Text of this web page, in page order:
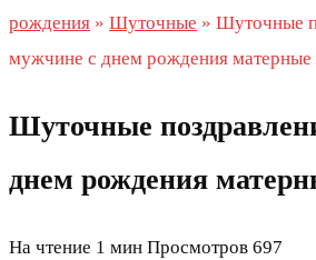
рождения » Шуточные » Шуточные
мужчине с днем рождения матерные
Шуточные
днем рождения
На чтение 1 мин Просмотров 697